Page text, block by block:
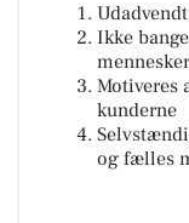
Ikke
mennesker
Motiveres
kunderne
og fælles